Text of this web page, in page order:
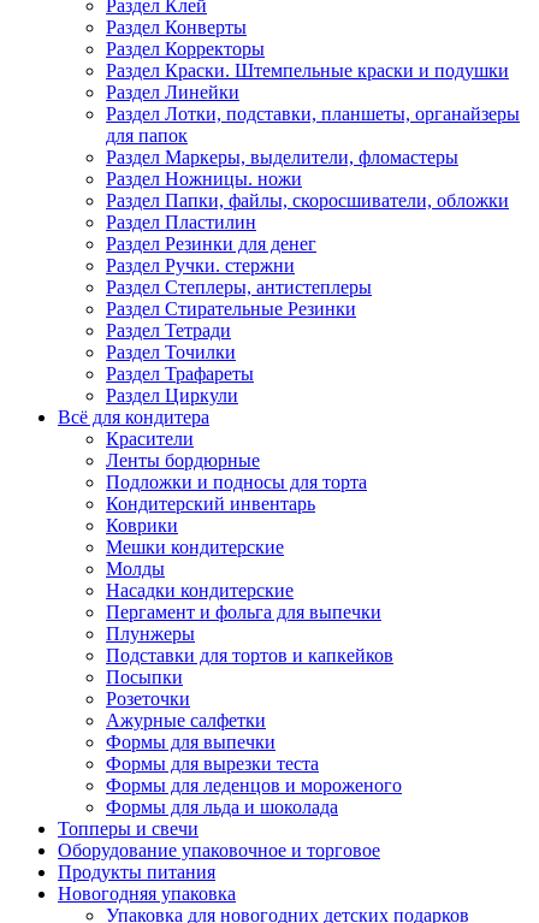
Раздел Клей
Раздел Конверты
Раздел Корректоры
Раздел Краски. Штемпельные краски и подушки
Раздел Линейки
Раздел Лотки, подставки, планшеты, органайзеры
для папок
Раздел Маркеры, выделители, фломастеры
Раздел Ножницы. ножи
Раздел Папки, файлы, скоросшиватели, обложки
Раздел Пластилин
Раздел Резинки для денег
Раздел Ручки. стержни
Раздел Степлеры, антистеплеры
Раздел Стирательные Резинки
Раздел Тетради
Раздел Точилки
Раздел Трафареты
Раздел Циркули
Всё для кондитера
Красители
Ленты бордюрные
Подложки и подносы для торта
Кондитерский инвентарь
Коврики
Мешки кондитерские
Молды
Насадки кондитерские
Пергамент и фольга для выпечки
Плунжеры
Подставки для тортов и капкейков
Посыпки
Розеточки
Ажурные салфетки
Формы для выпечки
Формы для вырезки теста
Формы для леденцов и мороженого
Формы для льда и шоколада
Топперы и свечи
Оборудование упаковочное и торговое
Продукты питания
Новогодняя упаковка
Упаковка для новогодних детских подарков